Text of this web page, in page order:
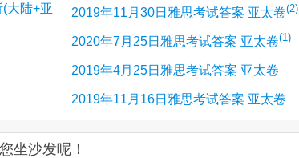
大陆+亚 2019年11月30日雅思考试答案 亚太卷(2)
2020年7月25日雅思考试答案 亚太卷(1)
2019年4月25日雅思考试答案 亚太卷
2019年11月16日雅思考试答案 亚太卷
坐沙发呢！